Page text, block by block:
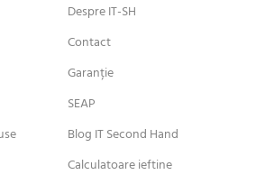
Despre IT-SH
Contact
Garanție
SEAP
Blog IT Second Hand
Calculatoare ieftine